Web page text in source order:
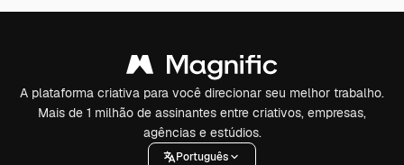
A plataforma criativa para você direcionar seu melhor trabalho.
Mais de 1 milhão de assinantes entre criativos, empresas,
agências e estúdios.
Português